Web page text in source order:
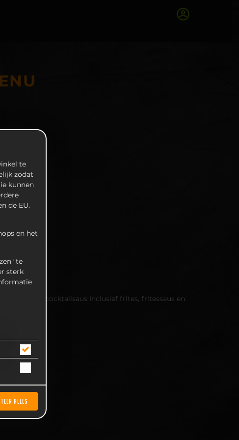
te
zodat
kunnen
de EU.
en het
te
sterk
ALLES
en pikante cocktailsaus Inclusief frites, fritessaus en